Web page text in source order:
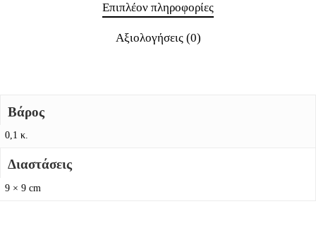
Επιπλέον πληροφορίες
Αξιολογήσεις (0)
Βάρος
0,1 κ.
Διαστάσεις
9 × 9 cm